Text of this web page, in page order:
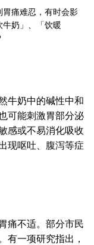
痛难忍，有时会影
奶」、「饮暖
牛奶中的碱性中和
可能刺激胃部分泌
感或不易消化吸收
现呕吐、腹泻等症
痛不适。部分市民
有一项研究指出，